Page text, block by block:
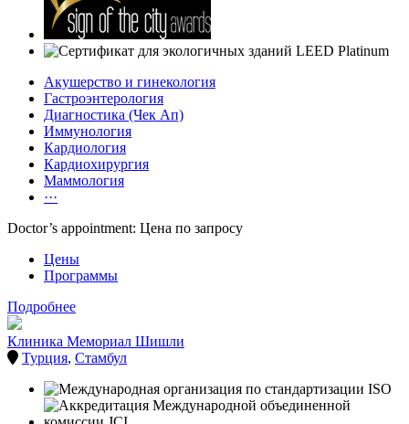
Акушерство и гинекология
Гастроэнтерология
Диагностика (Чек Ап)
Иммунология
Кардиология
Кардиохирургия
Маммология
···
Doctor’s appointment: Цена по запросу
Цены
Программы
Подробнее
Клиника Мемориал Шишли
Турция, Стамбул